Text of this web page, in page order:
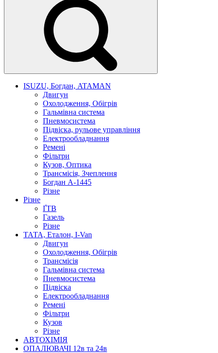
ISUZU, Богдан, ATAMAN
Двигун
Охолодження, Обігрів
Гальмівна система
Пневмосистема
Підвіска, рульове управління
Електрообладнання
Ремені
Фільтри
Кузов, Оптика
Трансмісія, Зчеплення
Богдан А-1445
Різне
Різне
ҐТВ
Газель
Різне
ТАТА, Еталон, I-Van
Двигун
Охолодження, Обігрів
Трансмісія
Гальмівна система
Пневмосистема
Підвіска
Електрообладнання
Ремені
Фільтри
Кузов
Різне
АВТОХІМІЯ
ОПАЛЮВАЧІ 12в та 24в